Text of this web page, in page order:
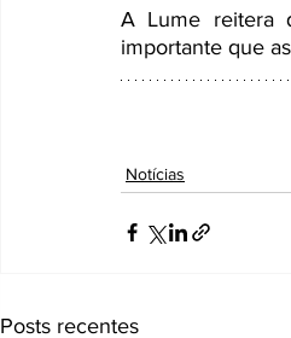
A Lume reitera
importante que
Notícias
Posts recentes